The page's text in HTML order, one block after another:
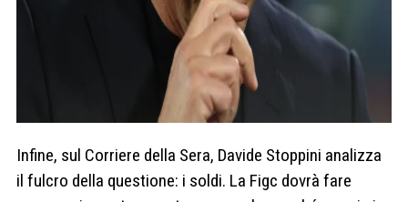
Infine, sul Corriere della Sera, Davide Stoppini analizza
il fulcro della questione: i soldi. La Figc dovrà fare